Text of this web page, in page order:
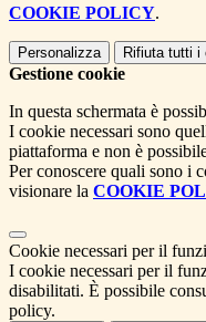
COOKIE POLICY.
Personalizza Rifiuta tutti i
Gestione cookie
In questa schermata è
I cookie necessari sono
piattaforma e non è
Per conoscere quali sono i
visionare la COOKIE
Cookie necessari per il
I cookie necessari per il
disabilitati. È possibile
policy.